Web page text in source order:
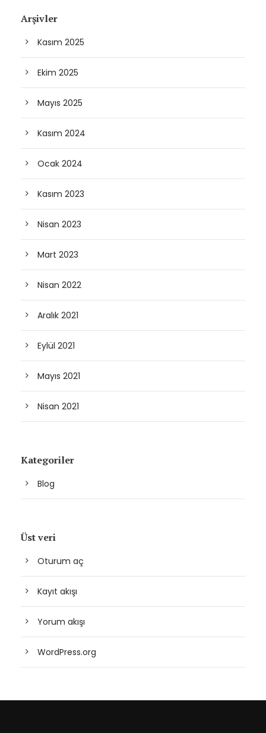
Arşivler
Kasım 2025
Ekim 2025
Mayıs 2025
Kasım 2024
Ocak 2024
Kasım 2023
Nisan 2023
Mart 2023
Nisan 2022
Aralık 2021
Eylül 2021
Mayıs 2021
Nisan 2021
Kategoriler
Blog
Üst veri
Oturum aç
Kayıt akışı
Yorum akışı
WordPress.org